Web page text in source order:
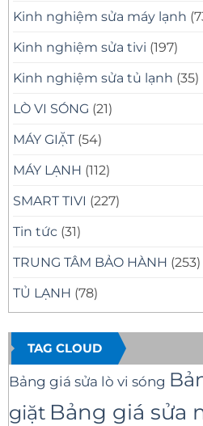
Kinh nghiệm sửa máy lạnh
Kinh nghiệm sửa tivi (197)
Kinh nghiệm sửa tủ lạnh (35)
LÒ VI SÓNG (21)
MÁY GIẶT (54)
MÁY LẠNH (112)
SMART TIVI (227)
Tin tức (31)
TRUNG TÂM BẢO HÀNH (253)
TỦ LẠNH (78)
TAG CLOUD
Bảng giá sửa lò vi sóng
giặt Bảng giá sửa